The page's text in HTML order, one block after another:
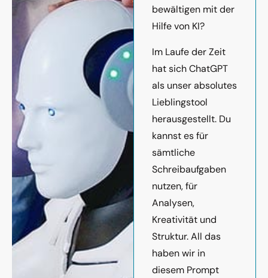
bewältigen mit der
Hilfe von KI?
Im Laufe der Zeit
hat sich ChatGPT
als unser absolutes
Lieblingstool
herausgestellt. Du
kannst es für
sämtliche
Schreibaufgaben
nutzen, für
Analysen,
Kreativität und
Struktur. All das
haben wir in
diesem Prompt